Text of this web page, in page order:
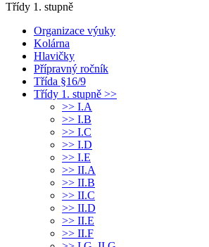
Třídy 1. stupně
Organizace výuky
Kolárna
Hlavičky
Přípravný ročník
Třída §16/9
Třídy 1. stupně >>
>> I.A
>> I.B
>> I.C
>> I.D
>> I.E
>> II.A
>> II.B
>> II.C
>> II.D
>> II.E
>> II.F